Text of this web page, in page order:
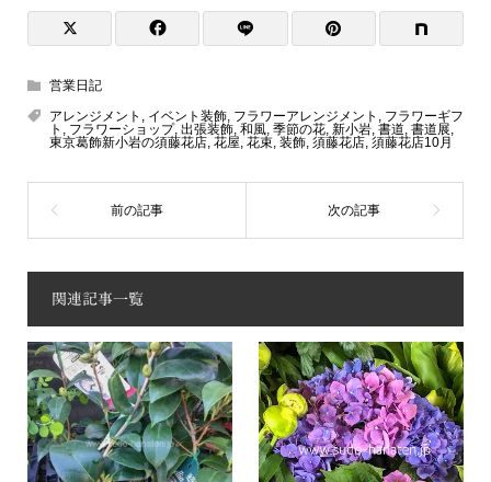
営業日記
アレンジメント , イベント装飾, フラワーアレンジメント , フラワーギフ
ト , フラワーショップ, 出張装飾, 和風, 季節の花, 新小岩, 書道, 書道展,
東京葛飾新小岩の須藤花店, 花屋, 花束, 装飾, 須藤花店, 須藤花店10月
関連記事一覧